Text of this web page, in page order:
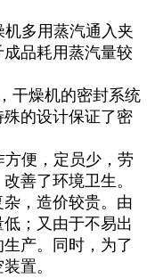
多用蒸汽通入夹
品耗用蒸汽量较
干燥机的密封系统
的设计保证了密
便，定员少，劳
善了环境卫生。
，造价较贵。由
；又由于不易出
产。同时，为了
置。